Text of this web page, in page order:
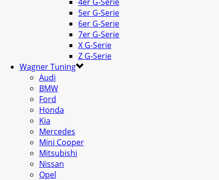
5er G-Serie
6er G-Serie
7er G-Serie
X G-Serie
Z G-Serie
Wagner Tuning
Audi
BMW
Ford
Honda
Kia
Mercedes
Mini Cooper
Mitsubishi
Nissan
Opel